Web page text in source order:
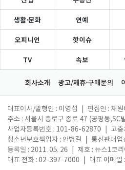
생활·문화 연예
오피니언 핫이슈
TV 속보
회사소개 광고/제휴·구매문의
대표이사/발행인 : 이영섭 편집인 : 채원
주소 : 서울시 종로구 종로 47 (공평동,SC
사업자등록번호 : 101-86-62870
고충
청소년보호책임자 : 안병길
통신판매
등록일 : 2011. 05. 26
제호 : 뉴스1코
대표 전화 : 02-397-7000
대표 이메일 :